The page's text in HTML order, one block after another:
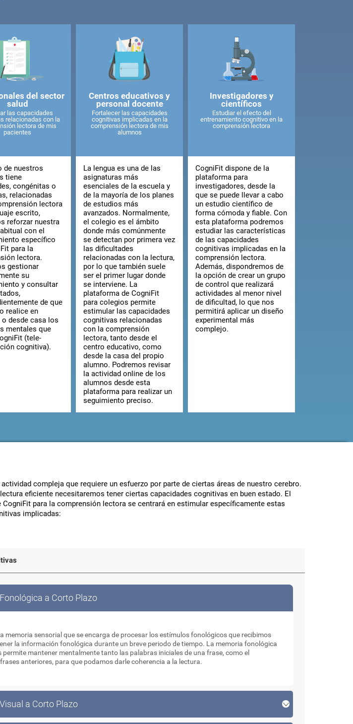
del sector
salud
las capacidades
relacionadas con la
lectora de mis
pacientes
de nuestros
tiene
congénitas o
relacionadas
lectora
escrito,
reforzar nuestra
con el
específico
para la
lectora.
gestionar
su
y consultar
de que
realice en
desde casa los
mentales que
(tele-
cognitiva).
Centros educativos y
personal docente
Fortalecer las capacidades
cognitivas implicadas en la
comprensión lectora de mis
alumnos
La lengua es una de las
asignaturas más
esenciales de la escuela y
de la mayoría de los planes
de estudios más
avanzados. Normalmente,
el colegio es el ámbito
donde más comúnmente
se detectan por primera vez
las dificultades
relacionadas con la lectura,
por lo que también suele
ser el primer lugar donde
se interviene. La
plataforma de CogniFit
para colegios permite
estimular las capacidades
cognitivas relacionadas
con la comprensión
lectora, tanto desde el
centro educativo, como
desde la casa del propio
alumno. Podremos revisar
la actividad online de los
alumnos desde esta
plataforma para realizar un
seguimiento preciso.
Investigadores y
científicos
Estudiar el efecto del
entrenamiento cognitivo en la
comprensión lectora
CogniFit dispone de la
plataforma para
investigadores, desde la
que se puede llevar a cabo
un estudio científico de
forma cómoda y fiable. Con
esta plataforma podremos
estudiar las características
de las capacidades
cognitivas implicadas en la
comprensión lectora.
Además, dispondremos de
la opción de crear un grupo
de control que realizará
actividades al menor nivel
de dificultad, lo que nos
permitirá aplicar un diseño
experimental más
complejo.
compleja que requiere un esfuerzo por parte de ciertas áreas de nuestro cerebro.
eficiente necesitaremos tener ciertas capacidades cognitivas en buen estado. El
CogniFit para la comprensión lectora se centrará en estimular específicamente estas
implicadas:
a Corto Plazo
memoria sensorial que se encarga de procesar los estímulos fonológicos que recibimos
la información fonológica durante un breve periodo de tiempo. La memoria fonológica
permite mantener mentalmente tanto las palabras iniciales de una frase, como el
anteriores, para que podamos darle coherencia a la lectura.
a Corto Plazo